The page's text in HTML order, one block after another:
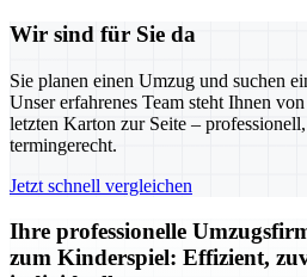
Wir sind für Sie da
Sie planen einen Umzug und suchen
Unser erfahrenes Team steht Ihnen
letzten Karton zur Seite –
termingerecht.
Jetzt schnell vergleichen
Ihre professionelle
zum Kinderspiel: Effizient,